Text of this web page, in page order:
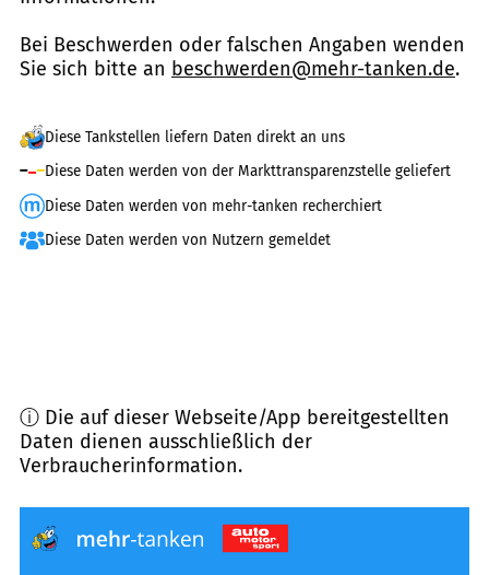
Bei Beschwerden oder falschen Angaben wenden
Sie sich bitte an beschwerden@mehr-tanken.de.
Diese Tankstellen liefern Daten direkt an uns
Diese Daten werden von der Markttransparenzstelle geliefert
Diese Daten werden von mehr-tanken recherchiert
Diese Daten werden von Nutzern gemeldet
ⓘ Die auf dieser Webseite/App bereitgestellten
Daten dienen ausschließlich der
Verbraucherinformation.